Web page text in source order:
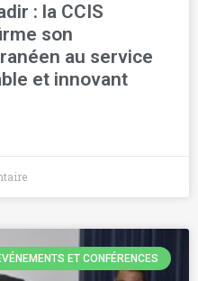
: la CCIS
son
au service
et innovant
ET CONFÉRENCES